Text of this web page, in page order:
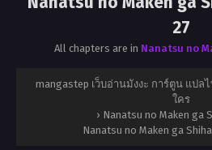
27
All chapters are in Nanatsu no
mangastep เว็บอ่านมังงะ การ์ตูน แป
ใคร
› Nanatsu no Maken ga
Nanatsu no Maken ga